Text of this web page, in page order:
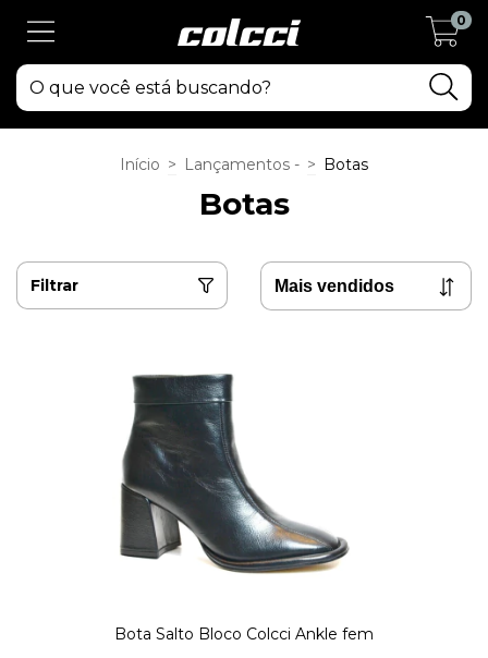
0
Início > Lançamentos - > Botas
Botas
Filtrar
Bota Salto Bloco Colcci Ankle fem